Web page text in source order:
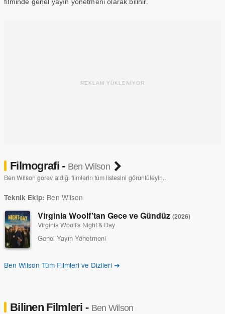
REKLAM YÜKLENİYOR
Filmografi - Ben Wilson
Ben Wilson görev aldığı filmlerin tüm listesini görüntüleyin..
Teknik Ekip: Ben Wilson
Virginia Woolf'tan Gece ve Gündüz(2026)
Virginia Woolf's Night & Day
Genel Yayın Yönetmeni
Ben Wilson Tüm Filmleri ve Dizileri ➔
Bilinen Filmleri - Ben Wilson